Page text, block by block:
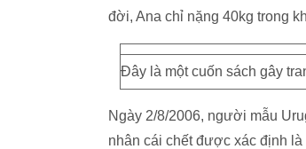
đời, Ana chỉ nặng 40kg trong
Đây là một cuốn sách gây
Ngày 2/8/2006, người mẫu
nhân cái chết được xác định